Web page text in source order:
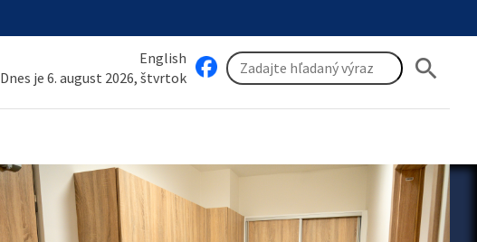
English
Dnes je 6. august 2026, štvrtok
search